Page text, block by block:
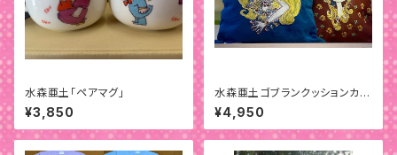
水森亜土「ペアマグ」
¥3,850
水森亜土ゴブランクッションカバ
ー
¥4,950